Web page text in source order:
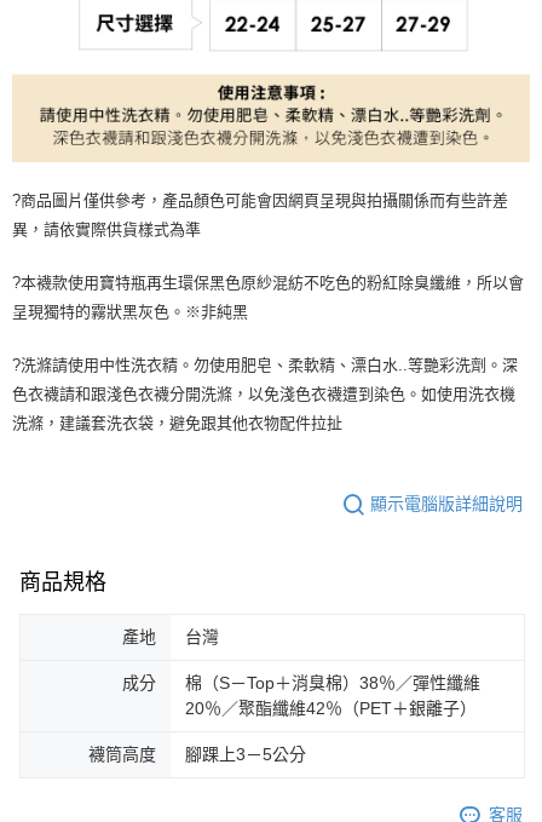
?商品圖片僅供參考，產品顏色可能會因網頁呈現與拍攝關係而有些許差
異，請依實際供貨樣式為準
?本襪款使用寶特瓶再生環保黑色原紗混紡不吃色的粉紅除臭纖維，所以會
呈現獨特的霧狀黑灰色。※非純黑
?洗滌請使用中性洗衣精。勿使用肥皂、柔軟精、漂白水..等艷彩洗劑。深
色衣襪請和跟淺色衣襪分開洗滌，以免淺色衣襪遭到染色。如使用洗衣機
洗滌，建議套洗衣袋，避免跟其他衣物配件拉扯
顯示電腦版詳細說明
商品規格
產地 台灣
成分
棉（S－Top＋消臭棉）38％／彈性纖維
20％／聚酯纖維42％（PET＋銀離子）
襪筒高度 腳踝上3－5公分
客服